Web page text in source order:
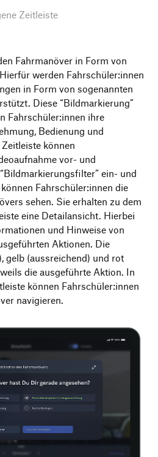
Zeitleiste
Fahrmanöver in Form von
werden Fahrschüler:innen
in Form von sogenannten
Diese “Bildmarkierung”
Fahrschüler:innen ihre
Bedienung und
können
vor- und
ein- und
Fahrschüler:innen die
sehen. Sie erhalten zu dem
eine Detailansicht. Hierbei
und Hinweise von
Aktionen. Die
gelb (aussreichend) und rot
die ausgeführte Aktion. In
können Fahrschüler:innen
navigieren.